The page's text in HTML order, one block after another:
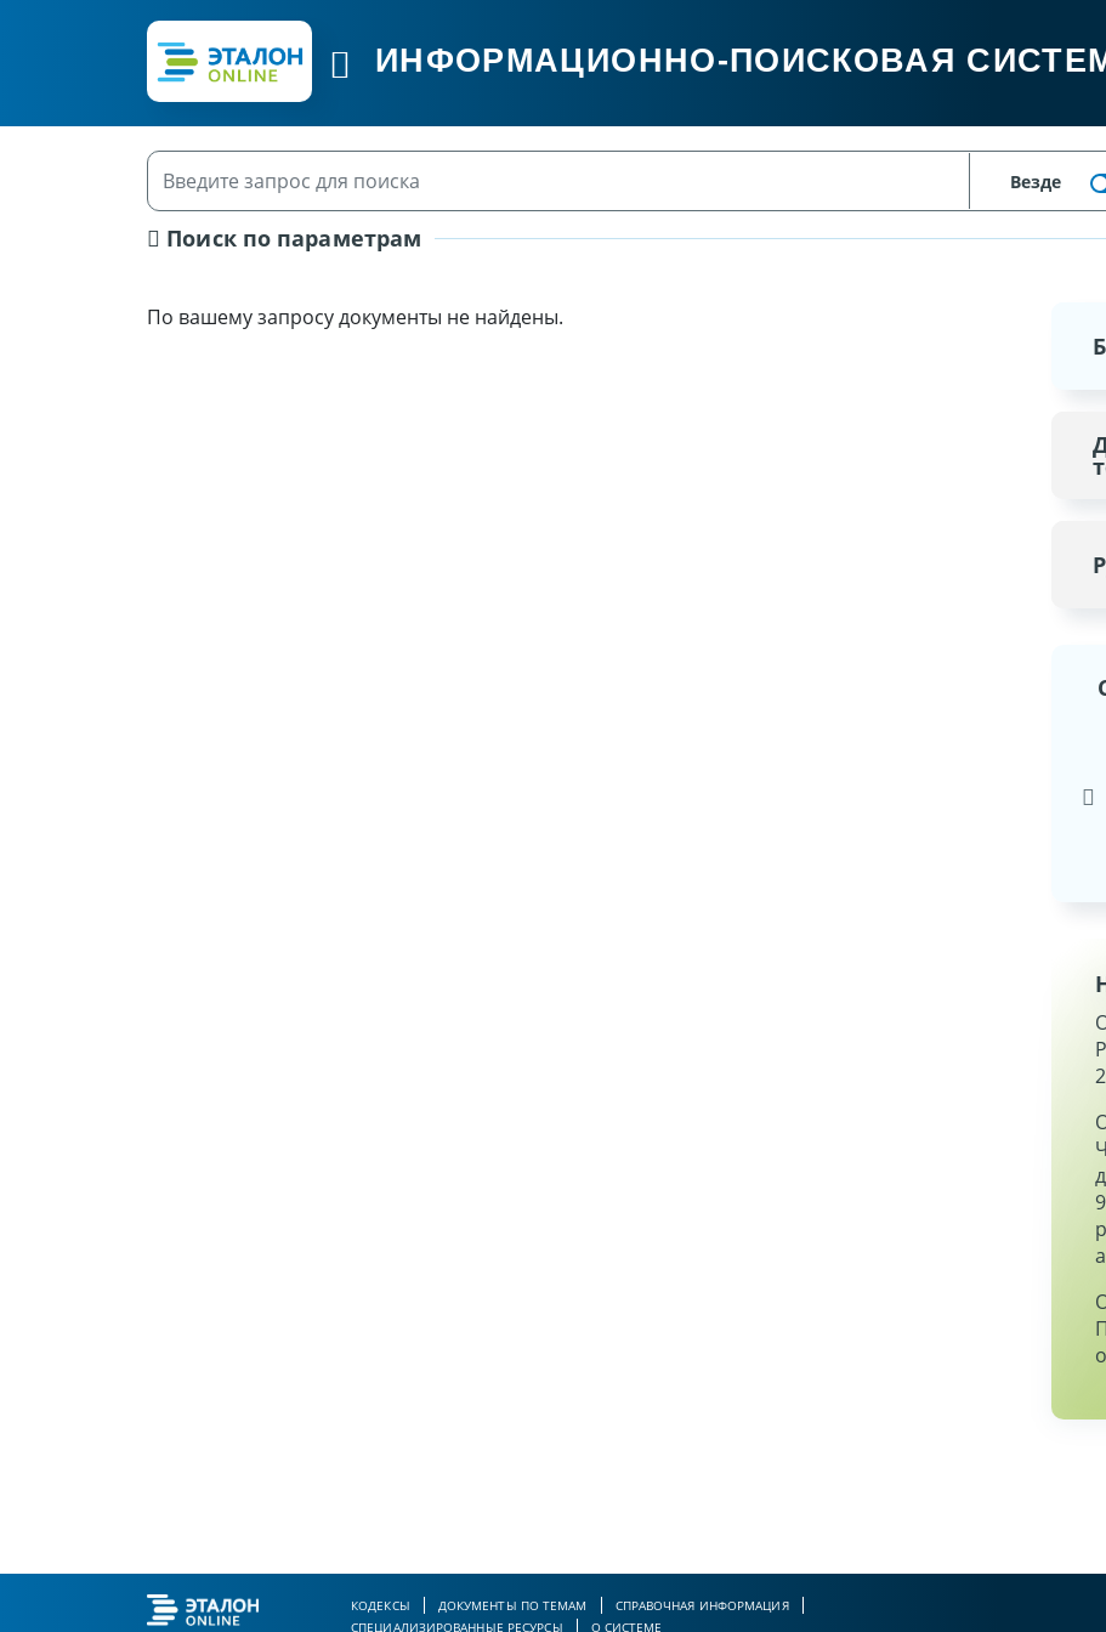
ИНФОРМАЦИОННО-ПОИСКОВАЯ
Поиск по параметрам
По вашему запросу документы не найдены.
КОДЕКСЫ ДОКУМЕНТЫ ПО ТЕМАМ
СПРАВОЧНАЯ ИНФОРМАЦИЯ
СПЕЦИАЛИЗИРОВАННЫЕ РЕСУРСЫ
О СИСТЕМЕ